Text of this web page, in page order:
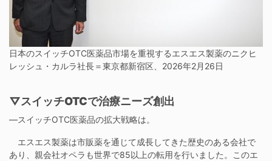
日本のスイッチOTC医薬品市場を重視するエスエス製薬のニクヒ
レッシュ・カルラ社長＝東京都新宿区、2026年2月26日
▽スイッチOTCで治療ニーズ創出
―スイッチOTC医薬品の拡大戦略は。
エスエス製薬は市販薬を通じて成長してきた歴史のある会社で
あり、親会社オペラも世界で85以上の転用を行いました。このエ